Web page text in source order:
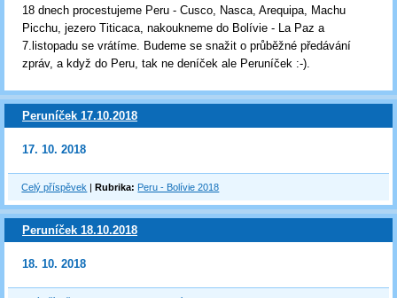
18 dnech procestujeme Peru - Cusco, Nasca, Arequipa, Machu
Picchu, jezero Titicaca, nakoukneme do Bolívie - La Paz a
7.listopadu se vrátíme. Budeme se snažit o průběžné předávání
zpráv, a když do Peru, tak ne deníček ale Peruníček :-).
Peruníček 17.10.2018
17. 10. 2018
Celý příspěvek |Rubrika: Peru - Bolívie 2018
Peruníček 18.10.2018
18. 10. 2018